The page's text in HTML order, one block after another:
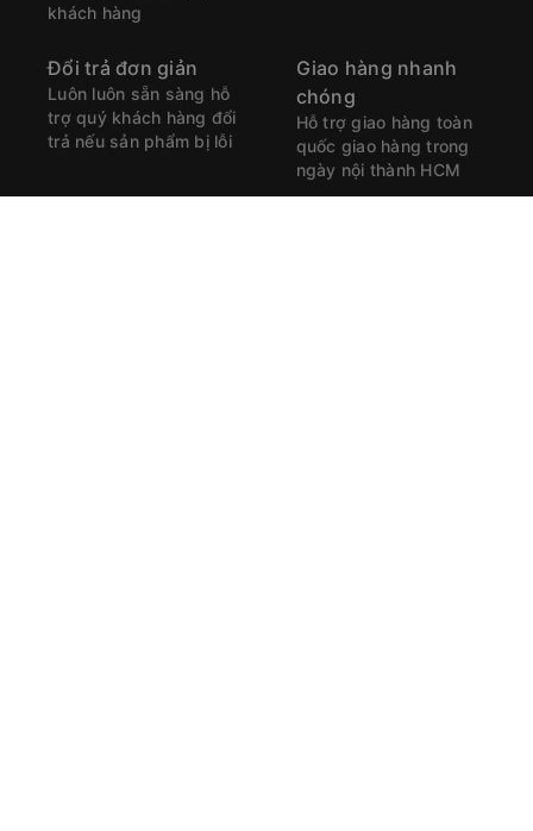
khách hàng
Đổi trả đơn giản
Luôn luôn sẵn sàng hỗ
trợ quý khách hàng đổi
trả nếu sản phẩm bị lỗi
Giao hàng nhanh
chóng
Hỗ trợ giao hàng toàn
quốc giao hàng trong
ngày nội thành HCM